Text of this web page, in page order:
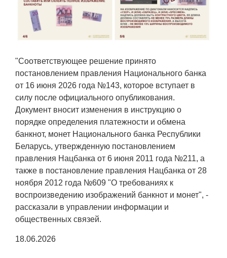
"Соответствующее решение принято
постановлением правления Национального банка
от 16 июня 2026 года №143, которое вступает в
силу после официального опубликования.
Документ вносит изменения в инструкцию о
порядке определения платежности и обмена
банкнот, монет Национального банка Республики
Беларусь, утвержденную постановлением
правления Нацбанка от 6 июня 2011 года №211, а
также в постановление правления Нацбанка от 28
ноября 2012 года №609 "О требованиях к
воспроизведению изображений банкнот и монет", -
рассказали в управлении информации и
общественных связей.
18.06.2026